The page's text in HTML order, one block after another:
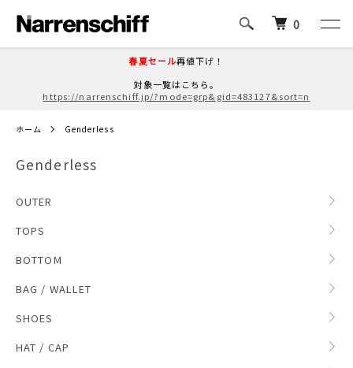
春夏セール再値下げ！
対象一覧はこちら。
https://narrenschiff.jp/?mode=grp&gid=483127&sort=n
0
ホーム Genderless
Genderless
グループ一覧
OUTER
TOPS
BOTTOM
BAG / WALLET
SHOES
HAT / CAP